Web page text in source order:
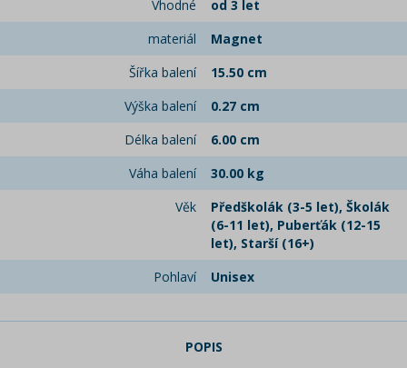
Vhodné
od 3 let
materiál
Magnet
Šířka balení
15.50 cm
Výška balení
0.27 cm
Délka balení
6.00 cm
Váha balení
30.00 kg
Věk
Předškolák (3-5 let), Školák
(6-11 let), Puberťák (12-15
let), Starší (16+)
Pohlaví
Unisex
POPIS